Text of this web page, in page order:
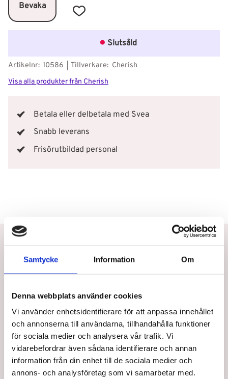
Samtycke Information Om
Denna webbplats använder cookies
Vi använder enhetsidentifierare för att anpassa innehållet
och annonserna till användarna, tillhandahålla funktioner
för sociala medier och analysera vår trafik. Vi
vidarebefordrar även sådana identifierare och annan
information från din enhet till de sociala medier och
annons- och analysföretag som vi samarbetar med.
Lägg till i favoriter
Bevaka
Slutsåld
Artikelnr 10586 Tillverkare Cherish
Visa alla produkter från Cherish
Betala eller delbetala med Svea
Snabb leverans
Frisörutbildad personal
Betala eller delbetala med Klarna
Snabb leverans
Taj Mahal Hair & Beauty AB
Mejl:kontakt@tajmahal.se
Taj Mahal är Nordens första löshårsbutik med ett brett